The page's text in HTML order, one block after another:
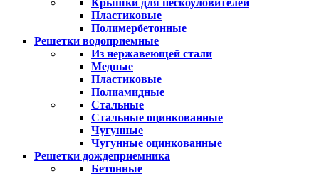
Крышки для пескоуловителей
Пластиковые
Полимербетонные
Решетки водоприемные
Из нержавеющей стали
Медные
Пластиковые
Полиамидные
Стальные
Стальные оцинкованные
Чугунные
Чугунные оцинкованные
Решетки дождеприемника
Бетонные